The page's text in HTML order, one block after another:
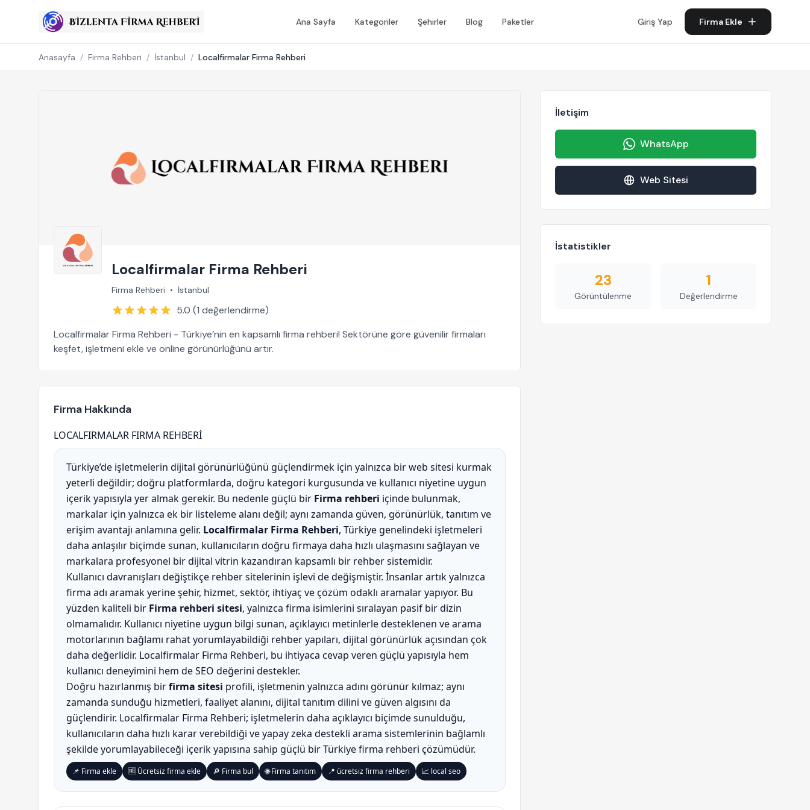
Ana Sayfa Kategoriler Şehirler Blog Paketler Giriş Yap Firma Ekle
Anasayfa / Firma Rehberi / İstanbul / Localfirmalar Firma Rehberi
Localfirmalar Firma Rehberi
Firma Rehberi • İstanbul
5.0 (1 değerlendirme)
Localfirmalar Firma Rehberi - Türkiye’nin en kapsamlı firma rehberi! Sektörüne göre güvenilir firmaları
keşfet, işletmeni ekle ve online görünürlüğünü artır.
Firma Hakkında
LOCALFIRMALAR FIRMA REHBERİ
Türkiye’de işletmelerin dijital görünürlüğünü güçlendirmek için yalnızca bir web sitesi kurmak
yeterli değildir; doğru platformlarda, doğru kategori kurgusunda ve kullanıcı niyetine uygun
içerik yapısıyla yer almak gerekir. Bu nedenle güçlü bir Firma rehberi içinde bulunmak,
markalar için yalnızca ek bir listeleme alanı değil; aynı zamanda güven, görünürlük, tanıtım ve
erişim avantajı anlamına gelir. Localfirmalar Firma Rehberi, Türkiye genelindeki işletmeleri
daha anlaşılır biçimde sunan, kullanıcıların doğru firmaya daha hızlı ulaşmasını sağlayan ve
markalara profesyonel bir dijital vitrin kazandıran kapsamlı bir rehber sistemidir.
Kullanıcı davranışları değiştikçe rehber sitelerinin işlevi de değişmiştir. İnsanlar artık yalnızca
firma adı aramak yerine şehir, hizmet, sektör, ihtiyaç ve çözüm odaklı aramalar yapıyor. Bu
yüzden kaliteli bir Firma rehberi sitesi, yalnızca firma isimlerini sıralayan pasif bir dizin
olmamalıdır. Kullanıcı niyetine uygun bilgi sunan, açıklayıcı metinlerle desteklenen ve arama
motorlarının bağlamı rahat yorumlayabildiği rehber yapıları, dijital görünürlük açısından çok
daha değerlidir. Localfirmalar Firma Rehberi, bu ihtiyaca cevap veren güçlü yapısıyla hem
kullanıcı deneyimini hem de SEO değerini destekler.
Doğru hazırlanmış birfirma sitesi profili, işletmenin yalnızca adını görünür kılmaz; aynı
zamanda sunduğu hizmetleri, faaliyet alanını, dijital tanıtım dilini ve güven algısını da
güçlendirir. Localfirmalar Firma Rehberi; işletmelerin daha açıklayıcı biçimde sunulduğu,
kullanıcıların daha hızlı karar verebildiği ve yapay zeka destekli arama sistemlerinin bağlamlı
şekilde yorumlayabileceği içerik yapısına sahip güçlü bir Türkiye firma rehberi çözümüdür.
📌 Firma ekle 🆓 Ücretsiz firma ekle 🔎 Firma bul 🌐 Firma tanıtım 📍 ücretsiz firma rehberi 📈 local seo
İletişim
WhatsApp
Web Sitesi
İstatistikler
23
Görüntülenme
1
Değerlendirme